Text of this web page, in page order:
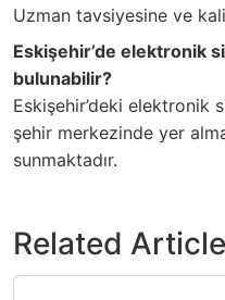
Uzman tavsiyesine ve
Eskişehir’de elektronik
bulunabilir?
Eskişehir’deki elektronik
şehir merkezinde yer
sunmaktadır.
Related